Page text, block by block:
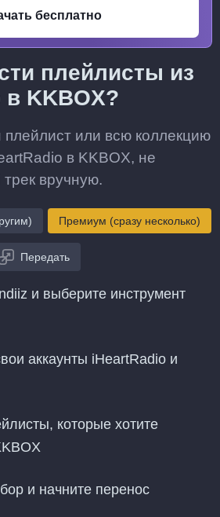
бесплатно
плейлисты из
KKBOX?
или всю коллекцию
в KKBOX, не
вручную.
Премиум (сразу несколько)
Передать
и выберите инструмент
аккаунты iHeartRadio и
которые хотите
и начните перенос